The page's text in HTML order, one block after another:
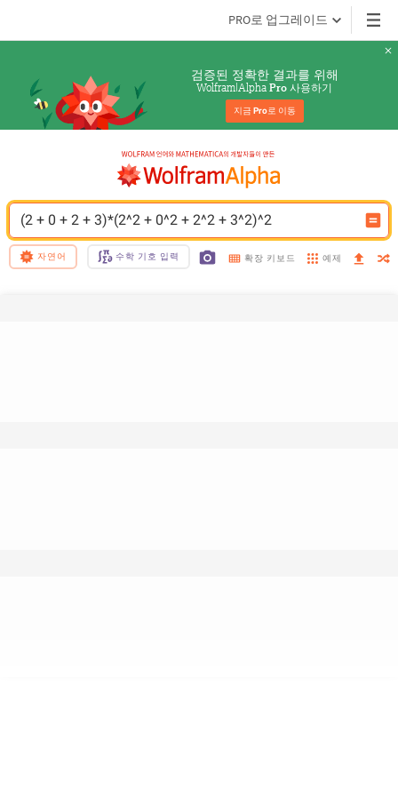
PRO로 업그레이드
검증된 정확한 결과를 위해
Wolfram|Alpha Pro 사용하기
지금 Pro로 이동
(2 + 0 + 2 + 3)*(2^2 + 0^2 + 2^2 + 3^2)^2
자연어 수학 기호 입력 확장 키보드 예제